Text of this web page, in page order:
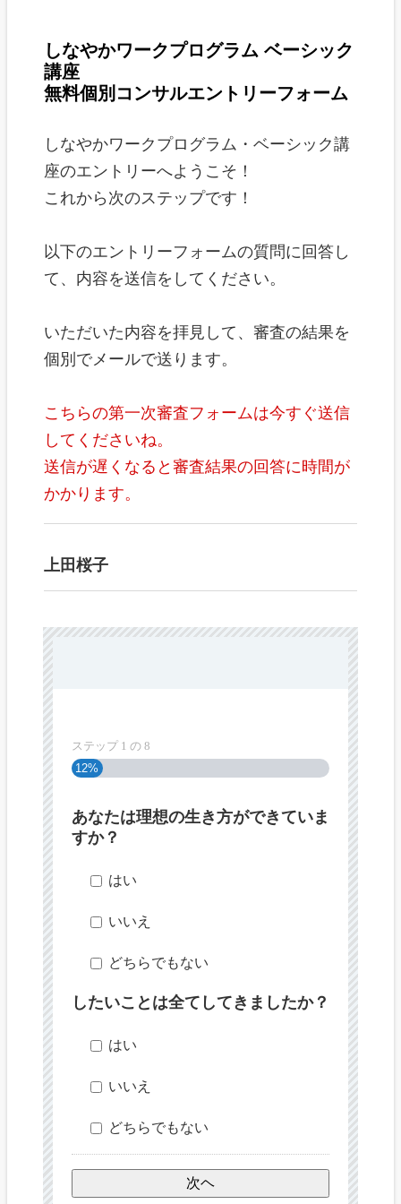
しなやかワークプログラム ベーシック
講座
無料個別コンサルエントリーフォーム
しなやかワークプログラム・ベーシック講
座のエントリーへようこそ！
これから次のステップです！
以下のエントリーフォームの質問に回答し
て、内容を送信をしてください。
いただいた内容を拝見して、審査の結果を
個別でメールで送ります。
こちらの第一次審査フォームは今すぐ送信
してくださいね。
送信が遅くなると審査結果の回答に時間が
かかります。
上田桜子
ステップ 1 の 8
12%
あなたは理想の生き方ができていま
すか？
はい
いいえ
どちらでもない
したいことは全てしてきましたか？
はい
いいえ
どちらでもない